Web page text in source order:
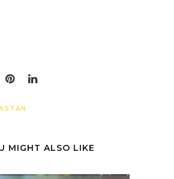
MIGHT ALSO LIKE